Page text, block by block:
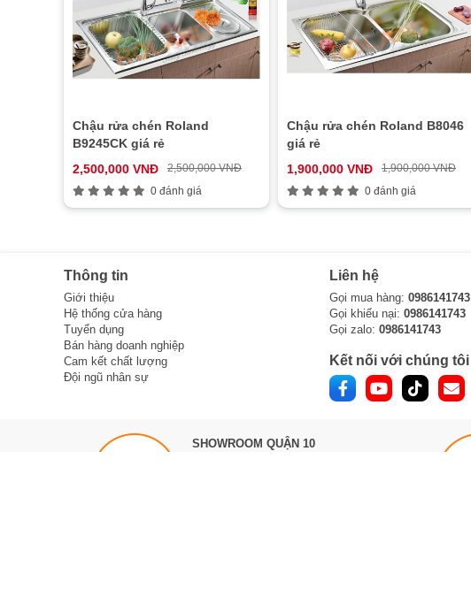
Chậu rửa chén Roland
B9245CK giá rẻ
2,500,000 VNĐ
2,500,000 VNĐ
0 đánh giá
Chậu rửa chén Roland B8046
giá rẻ
1,900,000 VNĐ
1,900,000 VNĐ
0 đánh giá
Thông tin
Giới thiệu
Hệ thống cửa hàng
Tuyển dụng
Bán hàng doanh nghiệp
Cam kết chất lượng
Đội ngũ nhân sự
Liên hệ
Gọi mua hàng: 0986141743
Gọi khiếu nại: 0986141743
Gọi zalo: 0986141743
Kết nối với chúng tôi
SHOWROOM QUẬN 10